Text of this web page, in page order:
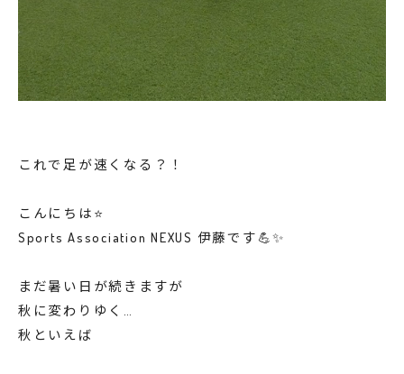
これで足が速くなる？！
こんにちは⭐️
Sports Association NEXUS 伊藤です💪✨
まだ暑い日が続きますが
秋に変わりゆく…
秋といえば